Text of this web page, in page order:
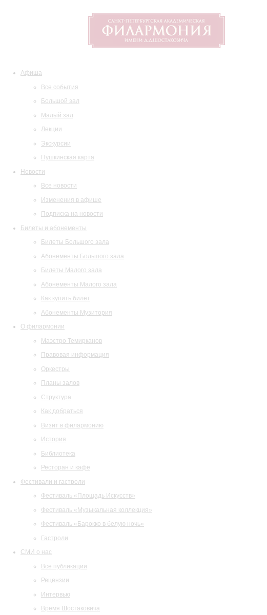
Афиша
Все события
Большой зал
Малый зал
Лекции
Экскурсии
Пушкинская карта
Новости
Все новости
Изменения в афише
Подписка на новости
Билеты и абонементы
Билеты Большого зала
Абонементы Большого зала
Билеты Малого зала
Абонементы Малого зала
Как купить билет
Абонементы Музитория
О филармонии
Маэстро Темирканов
Правовая информация
Оркестры
Планы залов
Структура
Как добраться
Визит в филармонию
История
Библиотека
Ресторан и кафе
Фестивали и гастроли
Фестиваль «Площадь Искусств»
Фестиваль «Музыкальная коллекция»
Фестиваль «Барокко в белую ночь»
Гастроли
СМИ о нас
Все публикации
Рецензии
Интервью
Время Шостаковича